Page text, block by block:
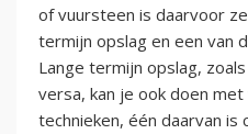
of vuursteen is daarvoor
termijn opslag en een van
Lange termijn opslag,
versa, kan je ook doen
technieken, één daarvan is